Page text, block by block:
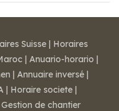
Suisse | Horaires
| Anuario-horario |
| Annuaire inversé |
| Horaire societe |
Gestion de chantier